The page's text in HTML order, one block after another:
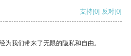
支持[0] 反对[0]
为我们带来了无限的隐私和自由。